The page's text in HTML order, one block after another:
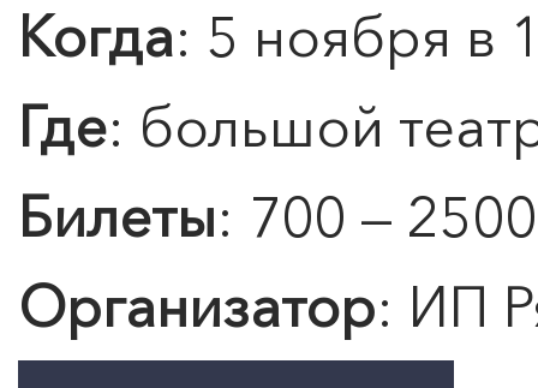
Когда: 5 ноября в
Где: большой
Билеты: 700 —
Организатор: ИП
0">
ЛЮБОВЬ… Концерт Анны
Берлинской
Подробнее